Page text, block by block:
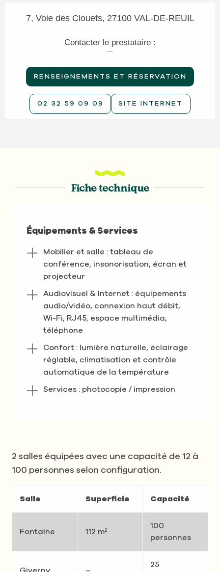
7, Voie des Clouets, 27100 VAL-DE-REUIL
Contacter le prestataire :
RENSEIGNEMENTS ET RÉSERVATION
02 32 59 09 09 SITE INTERNET
Fiche technique
Équipements & Services
Mobilier et salle : tableau de
conférence, insonorisation, écran et
projecteur
Audiovisuel & Internet : équipements
audio/vidéo, connexion haut débit,
Wi-Fi, RJ45, espace multimédia,
téléphone
Confort : lumière naturelle, éclairage
réglable, climatisation et contrôle
automatique de la température
Services : photocopie / impression
2 salles équipées avec une capacité de 12 à
100 personnes selon configuration.
Salle Superficie Capacité
Fontaine 112 m²
100
personnes
Giverny –
25